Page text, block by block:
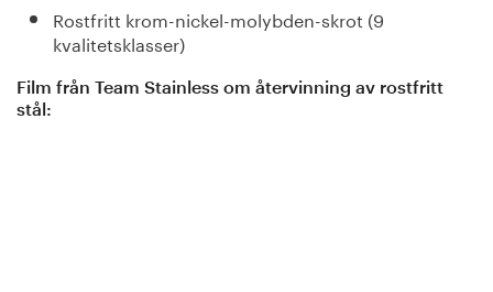
Rostfritt krom-nickel-molybden-skrot (9
kvalitetsklasser)
Film från Team Stainless om återvinning av rostfritt
stål: